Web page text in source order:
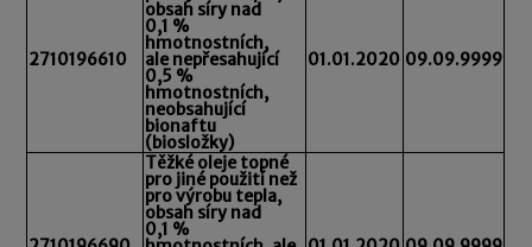
2710196610
obsah síry nad
0,1 %
hmotnostních,
ale nepřesahující
0,5 %
hmotnostních,
neobsahující
bionaftu
(biosložky)
01.01.2020 09.09.9999
Těžké oleje topné
pro jiné použití než
pro výrobu tepla,
obsah síry nad
0,1 %